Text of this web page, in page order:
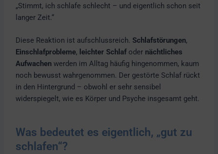
„Stimmt, ich schlafe schlecht – und eigentlich schon seit
langer Zeit.“
Diese Reaktion ist aufschlussreich.Schlafstörungen,
Einschlafprobleme, leichter Schlaf oder nächtliches
Aufwachen werden im Alltag häufig hingenommen, kaum
noch bewusst wahrgenommen. Der gestörte Schlaf rückt
in den Hintergrund – obwohl er sehr sensibel
widerspiegelt, wie es Körper und Psyche insgesamt geht.
Was bedeutet es eigentlich, „gut zu
schlafen“?